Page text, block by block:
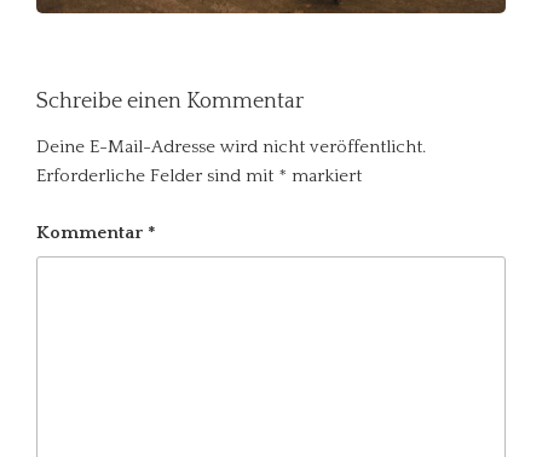
Schreibe einen Kommentar
Deine E-Mail-Adresse wird nicht veröffentlicht.
Erforderliche Felder sind mit * markiert
Kommentar *